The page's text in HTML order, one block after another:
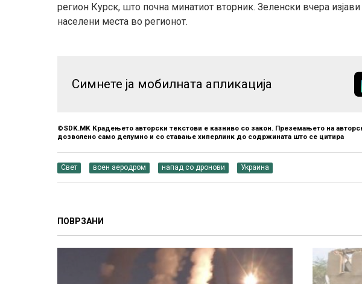
регион Курск, што почна минатиот вторник. Зеленски вчера
населени места во регионот.
Симнете ја мобилната апликација
©SDK.MK Крадењето авторски текстови е казниво со закон. Преземањето на
дозволено само делумно и со ставање хиперлинк до содржината што се цитира
Свет воен аеродром напад со дронови Украина
ПОВРЗАНИ